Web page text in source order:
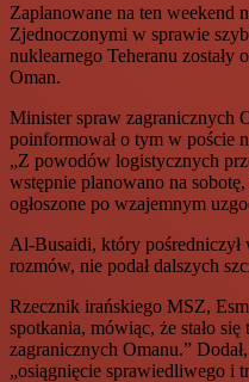
Zaplanowane na ten weekend
Zjednoczonymi w sprawie
nuklearnego Teheranu zostały
Oman.
Minister spraw zagranicznych
poinformował o tym w poście
„Z powodów logistycznych
wstępnie planowano na
ogłoszone po wzajemnym
Al-Busaidi, który pośredniczył
rozmów, nie podał dalszych
Rzecznik irańskiego MSZ,
spotkania, mówiąc, że stało
zagranicznych Omanu.”
„osiągnięcie sprawiedliwego i